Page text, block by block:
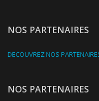
NOS PARTENAIRES
DECOUVREZ NOS
NOS PARTENAIRES